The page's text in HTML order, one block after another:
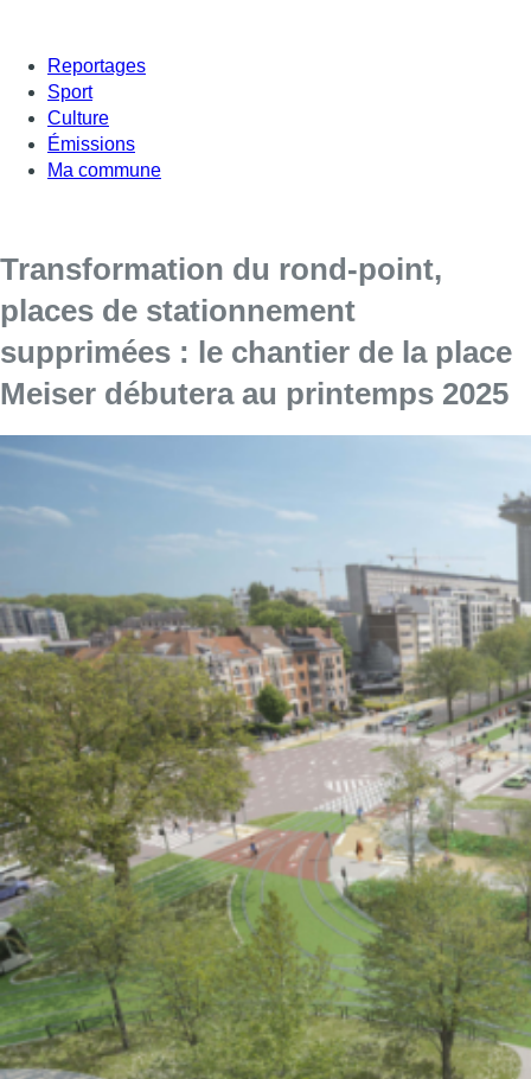
Reportages
Sport
Culture
Émissions
Ma commune
Transformation du rond-point,
places de stationnement
supprimées : le chantier de la place
Meiser débutera au printemps 2025